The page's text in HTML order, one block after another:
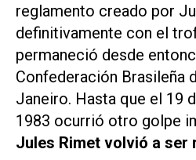
reglamento creado por
definitivamente con el
permaneció desde
Confederación Brasileña
Janeiro. Hasta que el 19
1983 ocurrió otro golpe
Jules Rimet volvió a ser